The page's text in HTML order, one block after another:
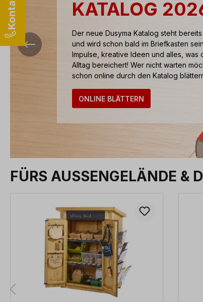
KATALOG
Der neue Dusyma Katalog steht
und wird schon bald im Briefkasten
Impulse, kreative Ideen und alles, was
Alltag bereichert! Wer nicht warten
schon online durch den Katalog
ONLINE BLÄTTERN
FÜRS AUSSENGELÄNDE &